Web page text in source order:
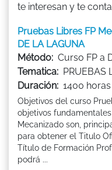
te interesan y te
Pruebas Libres FP
DE LA LAGUNA
Método: Curso FP a
Tematica: PRUEBAS
Duración: 1400 horas
Objetivos del curso
objetivos
Mecanizado son,
para obtener el Titulo
Título de Formación
podrá ...